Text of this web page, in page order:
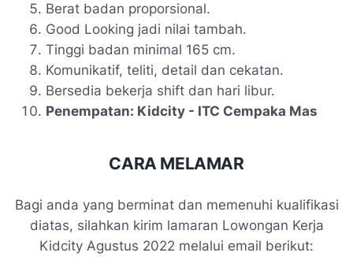
Berat badan proporsional.
Good Looking jadi nilai tambah.
Tinggi badan minimal 165 cm.
Komunikatif, teliti, detail dan cekatan.
Bersedia bekerja shift dan hari libur.
Penempatan: Kidcity - ITC Cempaka Mas
CARA MELAMAR
Bagi anda yang berminat dan memenuhi kualifikasi
diatas, silahkan kirim lamaran Lowongan Kerja
Kidcity Agustus 2022 melalui email berikut: